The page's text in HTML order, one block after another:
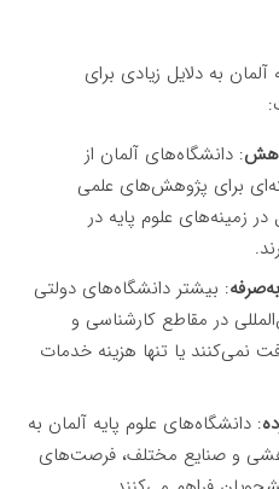
به دلایل زیادی برای
: دانشگاه‌های آلمان از
برای پژوهش‌های علمی
زمینه‌های علوم پایه در
: بیشتر دانشگاه‌های دولتی
در مقاطع کارشناسی و
نمی‌کنند یا تنها هزینه خدمات
: دانشگاه‌های علوم پایه آلمان به
و صنایع مختلف، فرصت‌های